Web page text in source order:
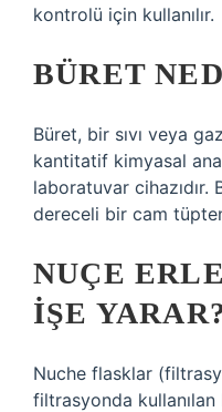
kontrolü için kullanılır.
BÜRET
Büret, bir sıvı veya
kantitatif kimyasal
laboratuvar cihazıdır.
dereceli bir cam
NUÇE
IŞE
Nuche flasklar
filtrasyonda